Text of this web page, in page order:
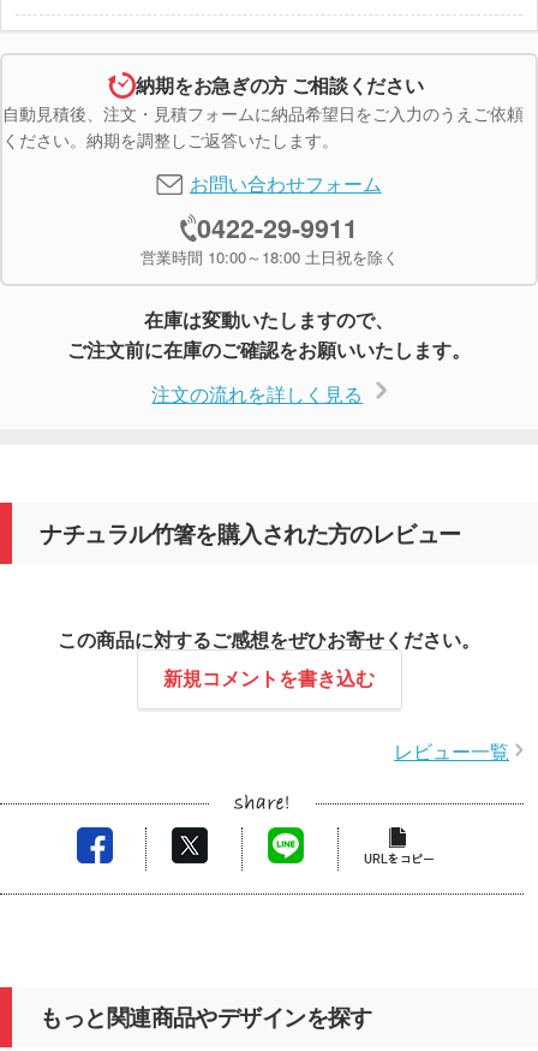
納期をお急ぎの方 ご相談ください
自動見積後、注文・見積フォームに納品希望日をご入力のうえご依頼
ください。納期を調整しご返答いたします。
お問い合わせフォーム
0422-29-9911
営業時間 10:00～18:00 土日祝を除く
在庫は変動いたしますので、
ご注文前に在庫のご確認をお願いいたします。
注文の流れを詳しく見る
ナチュラル竹箸を購入された方のレビュー
この商品に対するご感想をぜひお寄せください。
新規コメントを書き込む
レビュー一覧
もっと関連商品やデザインを探す